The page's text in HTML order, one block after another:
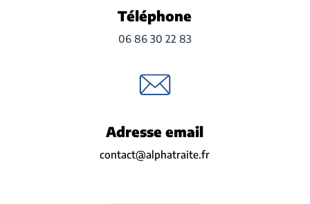
Téléphone
06 86 30 22 83
Adresse email
contact@alphatraite.fr